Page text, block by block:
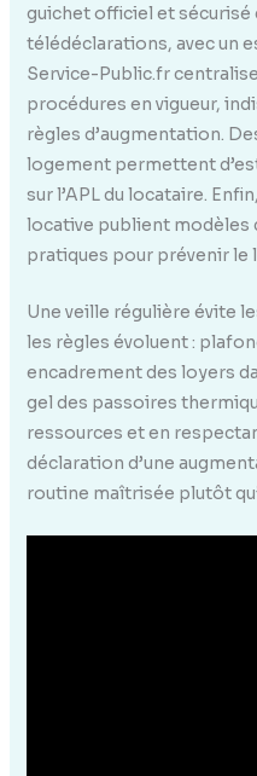
guichet officiel et sécurisé
télédéclarations, avec un
Service-Public.fr
procédures en vigueur,
règles d’augmentation.
logement permettent
sur l’APL du locataire.
locative publient modèles
pratiques pour prévenir le
Une veille régulière évite
les règles évoluent :
encadrement des loyers
gel des passoires
ressources et en
déclaration d’une
routine maîtrisée plutôt